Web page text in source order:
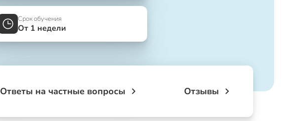
Срок обучения
От 1 недели
Ответы на частные вопросы Отзывы